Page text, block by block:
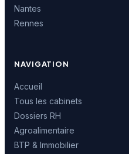
Nantes
Rennes
NAVIGATION
Accueil
Tous les cabinets
Dossiers RH
Agroalimentaire
BTP & Immobilier